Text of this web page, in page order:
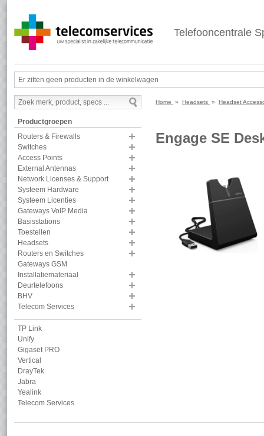
Telefooncentrale
Er zitten geen producten in de winkelwagen
Productgroepen
Routers & Firewalls
Switches
Access Points
External Antennas
Network Licenses & Support
Systeem Hardware
Systeem Licenties
Gateways VoIP Media
Basisstations
Toestellen
Headsets
Routers en Switches
Gateways GSM
Installatiemateriaal
Deurtelefoons
BHV
Telecom Services
TP Link
Unify
Gigaset PRO
Vertical
DrayTek
Jabra
Yealink
Telecom Services
Home » Headsets » Headset
Engage SE